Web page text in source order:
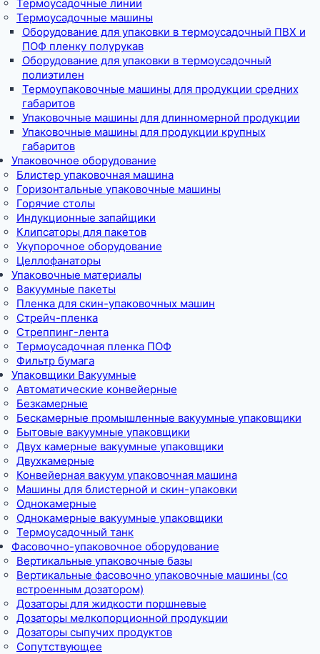
Термоусадочные линии
Термоусадочные машины
Оборудование для упаковки в термоусадочный ПВХ и
ПОФ пленку полурукав
Оборудование для упаковки в термоусадочный
полиэтилен
Термоупаковочные машины для продукции средних
габаритов
Упаковочные машины для длинномерной продукции
Упаковочные машины для продукции крупных
габаритов
Упаковочное оборудование
Блистер упаковочная машина
Горизонтальные упаковочные машины
Горячие столы
Индукционные запайщики
Клипсаторы для пакетов
Укупорочное оборудование
Целлофанаторы
Упаковочные материалы
Вакуумные пакеты
Пленка для скин-упаковочных машин
Стрейч-пленка
Стреппинг-лента
Термоусадочная пленка ПОФ
Фильтр бумага
Упаковщики Вакуумные
Автоматические конвейерные
Безкамерные
Бескамерные промышленные вакуумные упаковщики
Бытовые вакуумные упаковщики
Двух камерные вакуумные упаковщики
Двухкамерные
Конвейерная вакуум упаковочная машина
Машины для блистерной и скин-упаковки
Однокамерные
Однокамерные вакуумные упаковщики
Термоусадочный танк
Фасовочно-упаковочное оборудование
Вертикальные упаковочные базы
Вертикальные фасовочно упаковочные машины (со
встроенным дозатором)
Дозаторы для жидкости поршневые
Дозаторы мелкопорционной продукции
Дозаторы сыпучих продуктов
Сопутствующее